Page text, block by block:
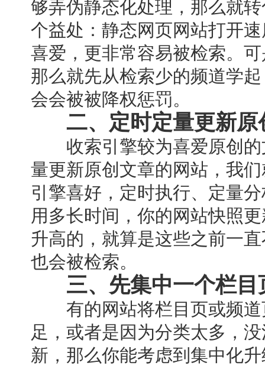
够弄伪静态化处理，那么就
个益处：静态网页网站打开
喜爱，更非常容易被检索。
那么就先从检索少的频道学
会会被被降权惩罚。
二、定时定量更新原
收索引擎较为喜爱原创的
量更新原创文章的网站，我
引擎喜好，定时执行、定量
用多长时间，你的网站快照
升高的，就算是这些之前一
也会被检索。
三、先集中一个栏目
有的网站将栏目页或频道
足，或者是因为分类太多，
新，那么你能考虑到集中化